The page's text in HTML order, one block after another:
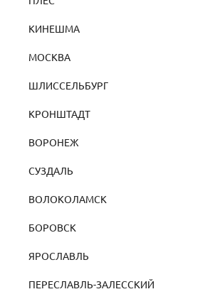
КИНЕШМА
МОСКВА
ШЛИССЕЛЬБУРГ
КРОНШТАДТ
ВОРОНЕЖ
СУЗДАЛЬ
ВОЛОКОЛАМСК
БОРОВСК
ЯРОСЛАВЛЬ
ПЕРЕСЛАВЛЬ-ЗАЛЕССКИЙ